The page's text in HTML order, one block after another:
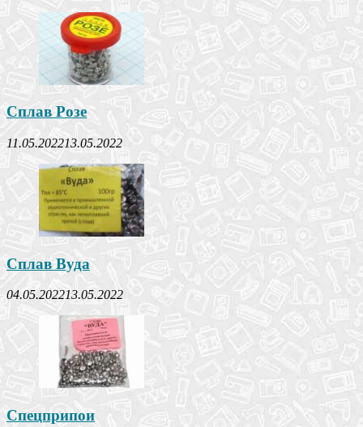
Сплав Розе
11.05.202213.05.2022
Сплав Вуда
04.05.202213.05.2022
Спецприпои